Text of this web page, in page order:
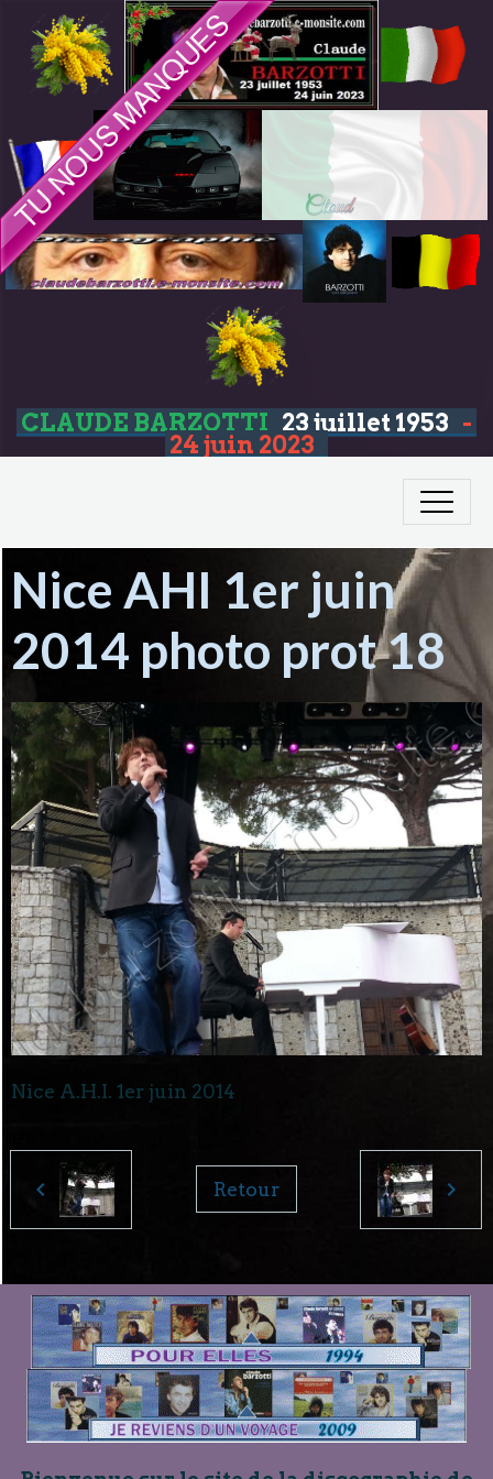
CLAUDE BARZOTTI 23 juillet 1953 -
24 juin 2023
Nice AHI 1er juin
2014 photo prot 18
Nice A.H.I. 1er juin 2014
Retour